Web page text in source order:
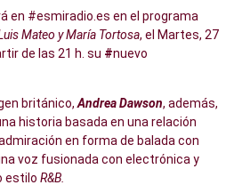
en #esmiradio.es en el programa
Mateo y María Tortosa, el Martes, 27
de las 21 h. su #nuevo
británico, Andrea Dawson, además,
historia basada en una relación
en forma de balada con
voz fusionada con electrónica y
estilo R&B.